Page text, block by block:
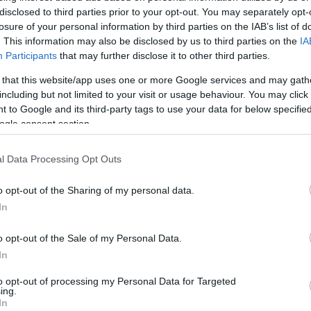
to third parties prior to your opt-out. You may separately
of your personal information by third parties on the IAB’s list of
This information may also be disclosed by us to third parties on the
Participants that may further disclose it to other third parties.
that this website/app uses one or more Google services and may
but not limited to your visit or usage behaviour. You may
to Google and its third-party tags to use your data for below
consent section.
Data Processing Opt Outs
opt-out of the Sharing of my personal data.
opt-out of the Sale of my Personal Data.
opt-out of processing my Personal Data for Targeted
elé – ma debütál
dokumentumfilm, a
rajongótáborát Pecco Bagnaia, és a Ducati ma
a MotoGP világbajnokáról.
limitált, világbajnoki kivitelű Panigale-t mutatták be,
játszották le nyilvánosan: a „Nuvola Rossa –